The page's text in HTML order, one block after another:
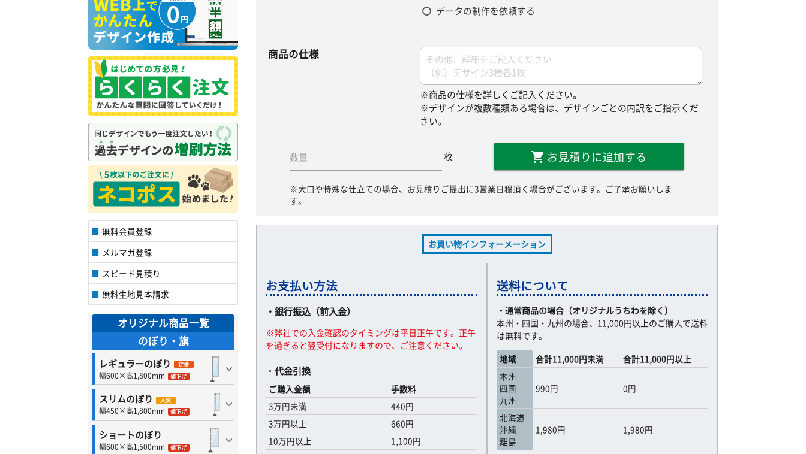
無料会員登録
メルマガ登録
スピード見積り
無料生地見本請求
オリジナル商品一覧
のぼり・旗
レギュラーのぼり 定番
幅600×高1,800mm 値下げ
スリムのぼり 人気
幅450×高1,800mm 値下げ
ショートのぼり
幅600×高1,500mm 値下げ
データの制作を依頼する
商品の仕様
※商品の仕様を詳しくご記入ください。
※デザインが複数種類ある場合は、デザインごとの内訳をご指示くだ
さい。
数量 枚 お見積りに追加する
※大口や特殊な仕立ての場合、お見積りご提出に3営業日程頂く場合がございます。ご了承お願いしま
す。
お買い物インフォーメーション
お支払い方法
・銀行振込（前入金）
※弊社での入金確認のタイミングは平日正午です。正午
を過ぎると翌受付になりますので、ご注意ください。
・ 代金引換
ご購入金額
手数料
3万円未満
440円
3万円以上
660円
10万円以上
1,100円
送料について
・通常商品の場合（オリジナルうちわを除く）
本州・四国・九州の場合、11,000円以上のご購入で送料
は無料です。
地域
合計11,000円未満
合計11,000円以上
本州
四国
九州
990円 0円
北海道
沖縄
離島
1,980円 1,980円